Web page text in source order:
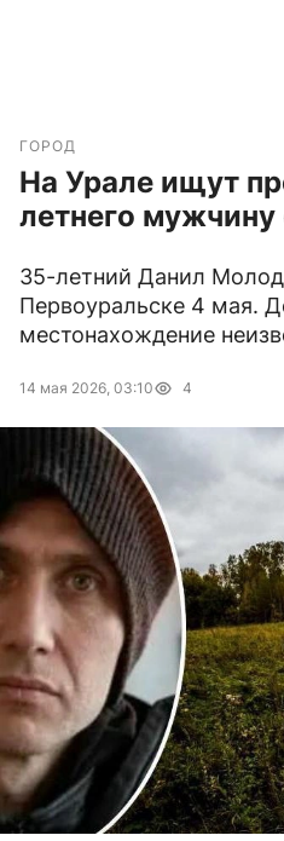
ГОРОД
На Урале ищут
летнего
35-летний Данил
Первоуральске 4 мая.
местонахождение
14 мая 2026, 03:10 4